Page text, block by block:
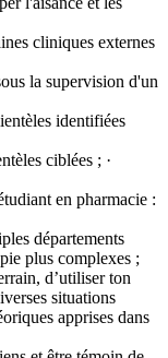
cliniques externes
la supervision d'un
identifiées
ciblées ; ·
en pharmacie :
départements
plus complexes ;
d’utiliser ton
situations
apprises dans